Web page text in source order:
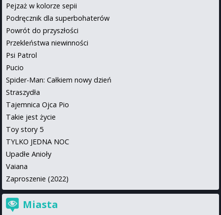
Pejzaż w kolorze sepii
Podręcznik dla superbohaterów
Powrót do przyszłości
Przekleństwa niewinności
Psi Patrol
Pucio
Spider-Man: Całkiem nowy dzień
Straszydła
Tajemnica Ojca Pio
Takie jest życie
Toy story 5
TYLKO JEDNA NOC
Upadłe Anioły
Vaiana
Zaproszenie (2022)
Miasta